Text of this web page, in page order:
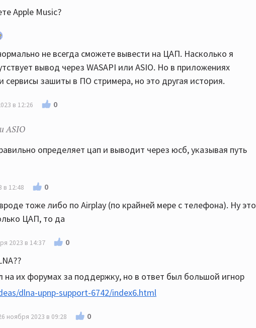
Apple Music?
не всегда сможете вывести на ЦАП. Насколько я
вывод через WASAPI или ASIO. Но в приложениях
зашиты в ПО стримера, но это другая история.
в 12:26 0
ASIO
определяет цап и выводит через юсб, указывая путь
в 12:48 0
тоже либо по Airplay (по крайней мере с телефона). Ну это
ЦАП, то да
2023 в 14:37 0
на их форумах за поддержку, но в ответ был большой игнор
dlna-upnp-support-6742/index6.html
ноября 2023 в 09:28 0